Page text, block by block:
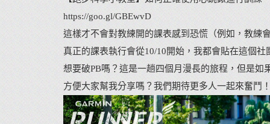
https://goo.gl/GBEwvD
這樣才不會對教練開的課表感到恐慌（例如，教練
真正的課表執行會從10/10開始，我都會貼在這個
想要破PB嗎？這是一趟四個月漫長的旅程，但是
方便大家幫我分享嗎？我們期待更多人一起來奮鬥